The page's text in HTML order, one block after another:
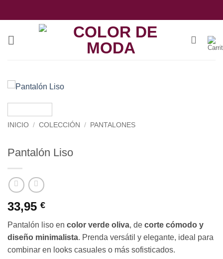
al
INICIO / COLECCIÓN / PANTALONES
Pantalón Liso
33,95 €
Pantalón liso en color verde oliva, de corte cómodo y
diseño minimalista. Prenda versátil y elegante, ideal para
combinar en looks casuales o más sofisticados.